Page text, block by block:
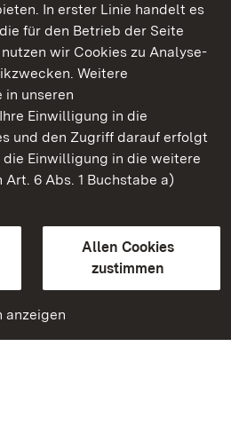
In erster Linie handelt es
für den Betrieb der Seite
wir Cookies zu Analyse-
Weitere
in unseren
Ihre Einwilligung in die
und den Zugriff darauf erfolgt
die Einwilligung in die weitere
6 Abs. 1 Buchstabe a)
Allen Cookies
zustimmen
anzeigen
Baden‑Württemberg
Gärten Baden-Württemberg
Sprache